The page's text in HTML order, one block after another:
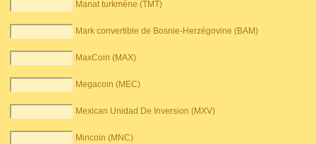
Manat turkmène (TMT)
Mark convertible de Bosnie-Herzégovine (BAM)
MaxCoin (MAX)
Megacoin (MEC)
Mexican Unidad De Inversion (MXV)
Mincoin (MNC)